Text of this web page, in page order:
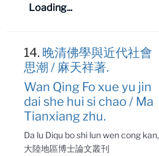
Loading...
14. 晚清佛學與近代社會
思潮 / 麻天祥著.
Wan Qing Fo xue yu jin
dai she hui si chao / Ma
Tianxiang zhu.
Da lu Diqu bo shi lun wen cong kan,
大陸地區博士論文叢刊